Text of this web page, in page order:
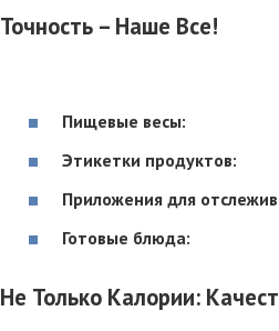
Точность – Наше Все!
Пищевые весы:
Этикетки продуктов:
Приложения для
Готовые блюда:
Не Только Калории: